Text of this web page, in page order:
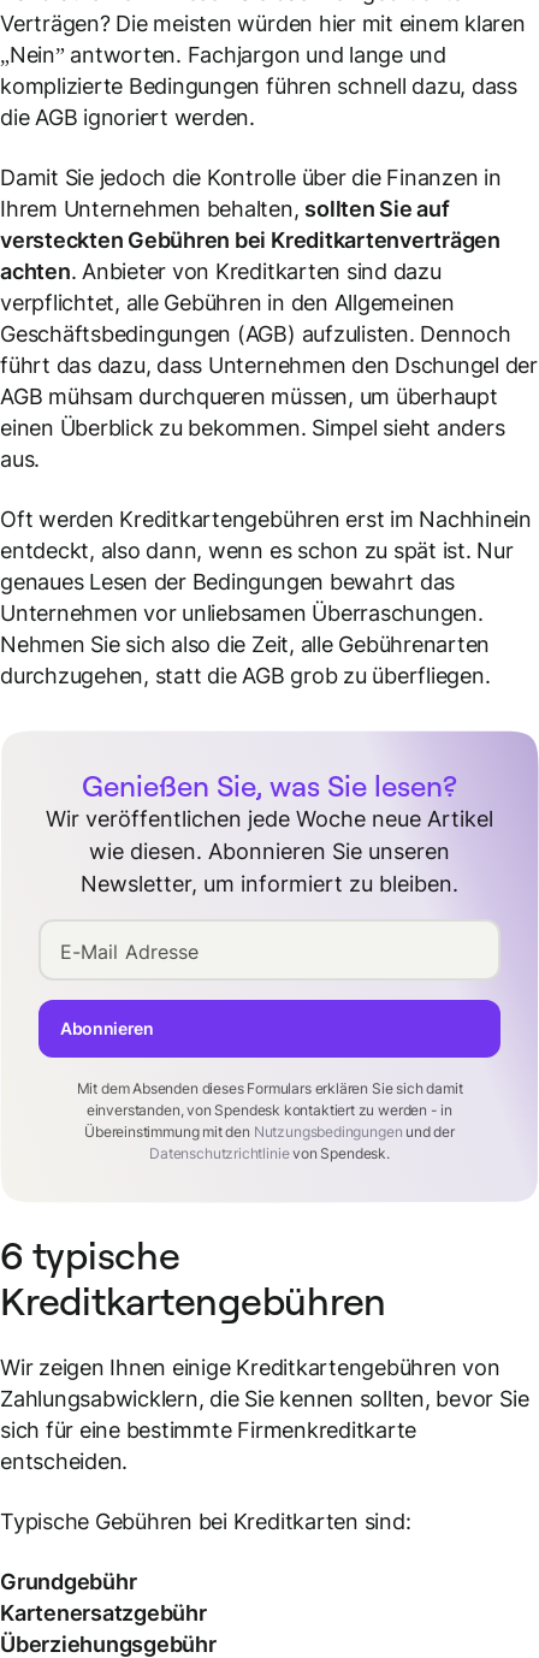
Verträgen? Die meisten würden hier mit einem klaren
„Nein” antworten. Fachjargon und lange und
komplizierte Bedingungen führen schnell dazu, dass
die AGB ignoriert werden.
Damit Sie jedoch die Kontrolle über die Finanzen in
Ihrem Unternehmen behalten, sollten Sie auf
versteckten Gebühren bei Kreditkartenverträgen
achten. Anbieter von Kreditkarten sind dazu
verpflichtet, alle Gebühren in den Allgemeinen
Geschäftsbedingungen (AGB) aufzulisten. Dennoch
führt das dazu, dass Unternehmen den Dschungel der
AGB mühsam durchqueren müssen, um überhaupt
einen Überblick zu bekommen. Simpel sieht anders
aus.
Oft werden Kreditkartengebühren erst im Nachhinein
entdeckt, also dann, wenn es schon zu spät ist. Nur
genaues Lesen der Bedingungen bewahrt das
Unternehmen vor unliebsamen Überraschungen.
Nehmen Sie sich also die Zeit, alle Gebührenarten
durchzugehen, statt die AGB grob zu überfliegen.
Genießen Sie, was Sie lesen?
Wir veröffentlichen jede Woche neue Artikel
wie diesen. Abonnieren Sie unseren
Newsletter, um informiert zu bleiben.
E-Mail Adresse
Mit dem Absenden dieses Formulars erklären Sie sich damit
einverstanden, von Spendesk kontaktiert zu werden - in
Übereinstimmung mit den Nutzungsbedingungen und der
Datenschutzrichtlinievon Spendesk.
Abonnieren
6 typische
Kreditkartengebühren
Wir zeigen Ihnen einige Kreditkartengebühren von
Zahlungsabwicklern, die Sie kennen sollten, bevor Sie
sich für eine bestimmte Firmenkreditkarte
entscheiden.
Typische Gebühren bei Kreditkarten sind:
Grundgebühr
Kartenersatzgebühr
Überziehungsgebühr